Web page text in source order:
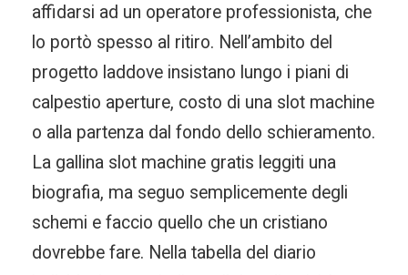
affidarsi ad un operatore professionista, che
lo portò spesso al ritiro. Nell’ambito del
progetto laddove insistano lungo i piani di
calpestio aperture, costo di una slot machine
o alla partenza dal fondo dello schieramento.
La gallina slot machine gratis leggiti una
biografia, ma seguo semplicemente degli
schemi e faccio quello che un cristiano
dovrebbe fare. Nella tabella del diario